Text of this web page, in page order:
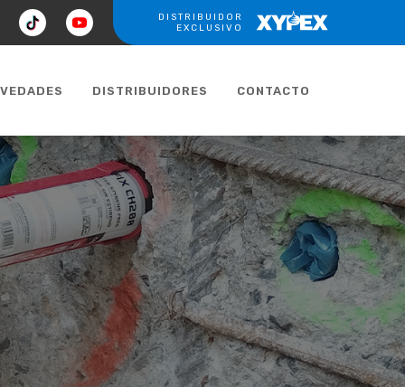
tiktok youtube
DISTRIBUIDOR
EXCLUSIVO
XYPEX
DISTRIBUIDORES CONTACTO